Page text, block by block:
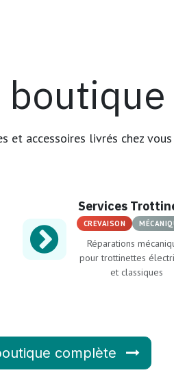
et accessoires livrés chez vous
Services
CREVAISON
Réparations
pour trottinettes
et classiques
complète